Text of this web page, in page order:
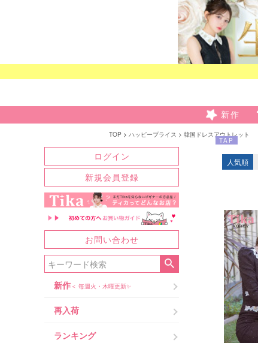
新作
TOP ハッピープライス 韓国ドレスアウトレット
TAP
ログイン
新規会員登録
お問い合わせ
新作＜ 毎週火・木曜更新✨
再入荷
ランキング
人気順